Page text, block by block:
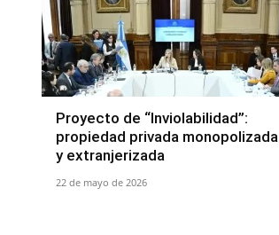
Proyecto de “Inviolabilidad”:
propiedad privada monopolizada
y extranjerizada
22 de mayo de 2026